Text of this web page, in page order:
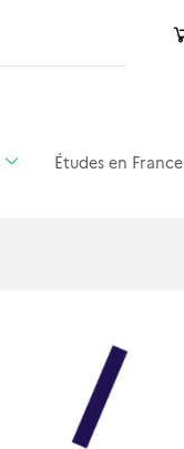
Études en France